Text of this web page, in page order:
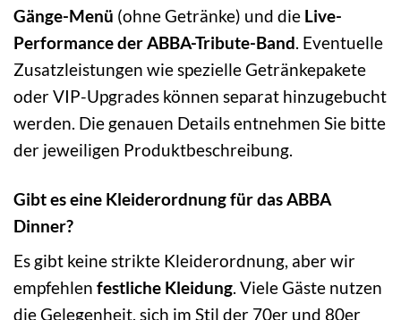
Gänge-Menü (ohne Getränke) und die Live-
Performance der ABBA-Tribute-Band . Eventuelle
Zusatzleistungen wie spezielle Getränkepakete
oder VIP-Upgrades können separat hinzugebucht
werden. Die genauen Details entnehmen Sie bitte
der jeweiligen Produktbeschreibung.
Gibt es eine Kleiderordnung für das ABBA
Dinner?
Es gibt keine strikte Kleiderordnung, aber wir
empfehlen festliche Kleidung. Viele Gäste nutzen
die Gelegenheit, sich im Stil der 70er und 80er